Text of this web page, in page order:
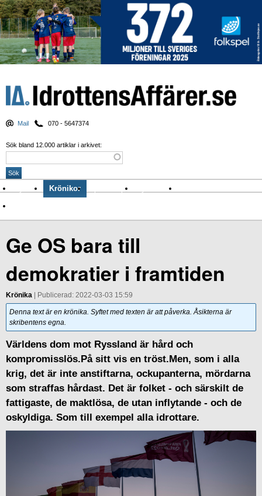
Mail 070 - 5647374
Sök bland 12.000 artiklar i arkivet:
Nyheter Krönikor Sport & spel Nyhetsbrev
Ge OS bara till
demokratier i framtiden
Krönika | Publicerad: 2022-03-03 15:59
Denna text är en krönika. Syftet med texten är att påverka. Åsikterna är
skribentens egna.
Världens dom mot Ryssland är hård och
kompromisslös.På sitt vis en tröst.Men, som i alla
krig, det är inte anstiftarna, ockupanterna, mördarna
som straffas hårdast. Det är folket - och särskilt de
fattigaste, de maktlösa, de utan inflytande - och de
oskyldiga. Som till exempel alla idrottare.